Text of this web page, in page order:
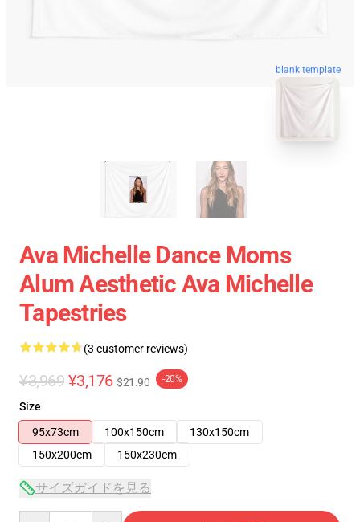
blank template
Ava Michelle Dance Moms
Alum Aesthetic Ava Michelle
Tapestries
(3 customer reviews)
¥3,969 ¥3,176 $21.90 -20%
Size
95x73cm
100x150cm
130x150cm
150x200cm
150x230cm
サイズガイドを見る